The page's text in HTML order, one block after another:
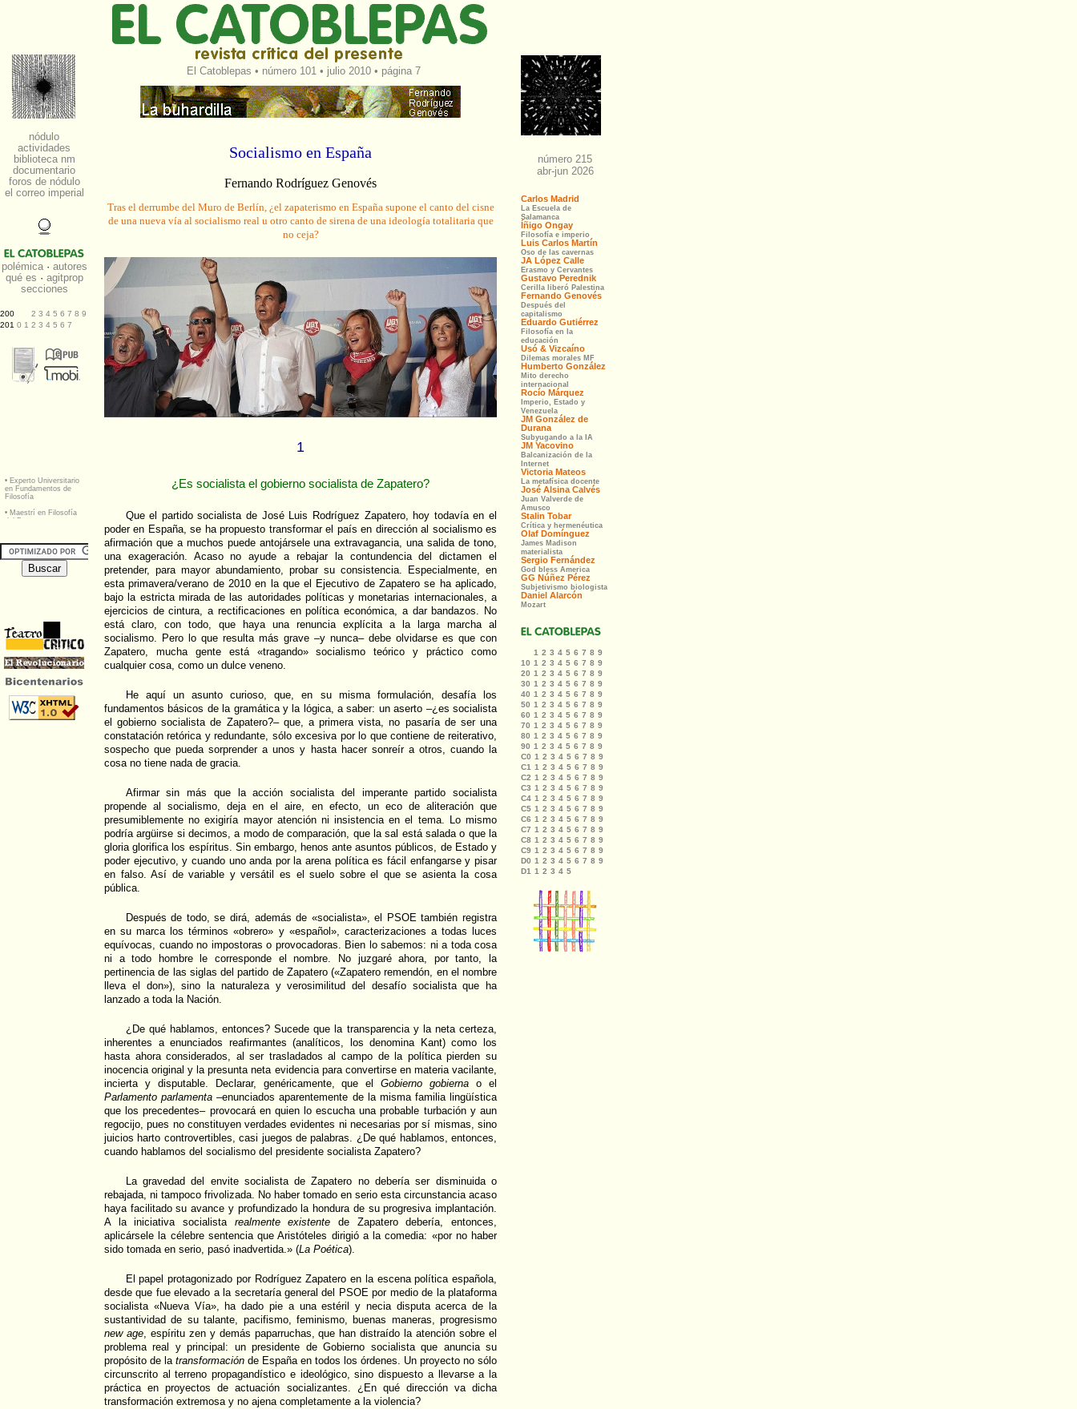
El Catoblepas • número 101 • julio 2010 • página 7
Socialismo en España
Fernando Rodríguez Genovés
Tras el derrumbe del Muro de Berlín, ¿el zapaterismo en España supone el canto del cisne
de una nueva vía al socialismo real u otro canto de sirena de una ideología totalitaria que
no ceja?
1
¿Es socialista el gobierno socialista de Zapatero?
Que el partido socialista de José Luis Rodríguez Zapatero, hoy todavía en el
poder en España, se ha propuesto transformar el país en dirección al socialismo es
afirmación que a muchos puede antojársele una extravagancia, una salida de tono,
una exageración. Acaso no ayude a rebajar la contundencia del dictamen el
pretender, para mayor abundamiento, probar su consistencia. Especialmente, en
esta primavera/verano de 2010 en la que el Ejecutivo de Zapatero se ha aplicado,
bajo la estricta mirada de las autoridades políticas y monetarias internacionales, a
ejercicios de cintura, a rectificaciones en política económica, a dar bandazos. No
está claro, con todo, que haya una renuncia explícita a la larga marcha al
socialismo. Pero lo que resulta más grave –y nunca– debe olvidarse es que con
Zapatero, mucha gente está «tragando» socialismo teórico y práctico como
cualquier cosa, como un dulce veneno.
He aquí un asunto curioso, que, en su misma formulación, desafía los
fundamentos básicos de la gramática y la lógica, a saber: un aserto –¿es socialista
el gobierno socialista de Zapatero?– que, a primera vista, no pasaría de ser una
constatación retórica y redundante, sólo excesiva por lo que contiene de reiterativo,
sospecho que pueda sorprender a unos y hasta hacer sonreír a otros, cuando la
cosa no tiene nada de gracia.
Afirmar sin más que la acción socialista del imperante partido socialista
propende al socialismo, deja en el aire, en efecto, un eco de aliteración que
presumiblemente no exigiría mayor atención ni insistencia en el tema. Lo mismo
podría argüirse si decimos, a modo de comparación, que la sal está salada o que la
gloria glorifica los espíritus. Sin embargo, henos ante asuntos públicos, de Estado y
poder ejecutivo, y cuando uno anda por la arena política es fácil enfangarse y pisar
en falso. Así de variable y versátil es el suelo sobre el que se asienta la cosa
pública.
Después de todo, se dirá, además de «socialista», el PSOE también registra
en su marca los términos «obrero» y «español», caracterizaciones a todas luces
equívocas, cuando no impostoras o provocadoras. Bien lo sabemos: ni a toda cosa
ni a todo hombre le corresponde el nombre. No juzgaré ahora, por tanto, la
pertinencia de las siglas del partido de Zapatero («Zapatero remendón, en el nombre
lleva el don»), sino la naturaleza y verosimilitud del desafío socialista que ha
lanzado a toda la Nación.
¿De qué hablamos, entonces? Sucede que la transparencia y la neta certeza,
inherentes a enunciados reafirmantes (analíticos, los denomina Kant) como los
hasta ahora considerados, al ser trasladados al campo de la política pierden su
inocencia original y la presunta neta evidencia para convertirse en materia vacilante,
incierta y disputable. Declarar, genéricamente, que elGobierno gobierna o el
Parlamento parlamenta –enunciados aparentemente de la misma familia lingüística
que los precedentes– provocará en quien lo escucha una probable turbación y aun
regocijo, pues no constituyen verdades evidentes ni necesarias por sí mismas, sino
juicios harto controvertibles, casi juegos de palabras. ¿De qué hablamos, entonces,
cuando hablamos del socialismo del presidente socialista Zapatero?
La gravedad del envite socialista de Zapatero no debería ser disminuida o
rebajada, ni tampoco frivolizada. No haber tomado en serio esta circunstancia acaso
haya facilitado su avance y profundizado la hondura de su progresiva implantación.
A la iniciativa socialista realmente existente de Zapatero debería, entonces,
aplicársele la célebre sentencia que Aristóteles dirigió a la comedia: «por no haber
sido tomada en serio, pasó inadvertida.» (La Poética).
El papel protagonizado por Rodríguez Zapatero en la escena política española,
desde que fue elevado a la secretaría general del PSOE por medio de la plataforma
socialista «Nueva Vía», ha dado pie a una estéril y necia disputa acerca de la
sustantividad de su talante, pacifismo, feminismo, buenas maneras, progresismo
new age, espíritu zen y demás paparruchas, que han distraído la atención sobre el
problema real y principal: un presidente de Gobierno socialista que anuncia su
propósito de la transformación de España en todos los órdenes. Un proyecto no sólo
circunscrito al terreno propagandístico e ideológico, sino dispuesto a llevarse a la
práctica en proyectos de actuación socializantes. ¿En qué dirección va dicha
transformación extremosa y no ajena completamente a la violencia?